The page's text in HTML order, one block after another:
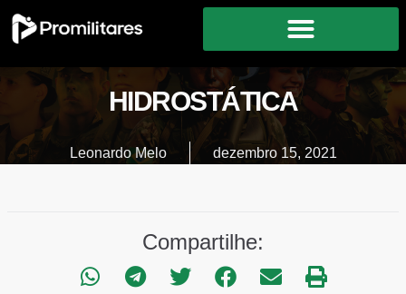
HIDROSTÁTICA
Leonardo Melo dezembro 15, 2021
Compartilhe: